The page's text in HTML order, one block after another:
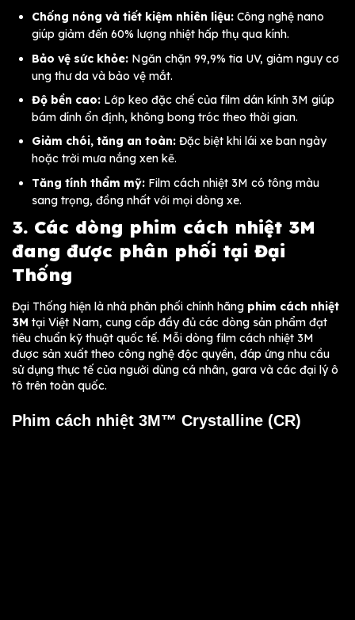
Chống nóng và tiết kiệm nhiên liệu: Công nghệ nano
giúp giảm đến 60% lượng nhiệt hấp thụ qua kính.
Bảo vệ sức khỏe: Ngăn chặn 99,9% tia UV, giảm nguy cơ
ung thư da và bảo vệ mắt.
Độ bền cao: Lớp keo đặc chế của film dán kính 3M giúp
bám dính ổn định, không bong tróc theo thời gian.
Giảm chói, tăng an toàn: Đặc biệt khi lái xe ban ngày
hoặc trời mưa nắng xen kẽ.
Tăng tính thẩm mỹ: Film cách nhiệt 3M có tông màu
sang trọng, đồng nhất với mọi dòng xe.
3. Các dòng phim cách nhiệt 3M
đang được phân phối tại Đại
Thống
Đại Thống hiện là nhà phân phối chính hãng phim cách nhiệt
3M tại Việt Nam, cung cấp đầy đủ các dòng sản phẩm đạt
tiêu chuẩn kỹ thuật quốc tế. Mỗi dòng film cách nhiệt 3M
được sản xuất theo công nghệ độc quyền, đáp ứng nhu cầu
sử dụng thực tế của người dùng cá nhân, gara và các đại lý ô
tô trên toàn quốc.
Phim cách nhiệt 3M™ Crystalline (CR)